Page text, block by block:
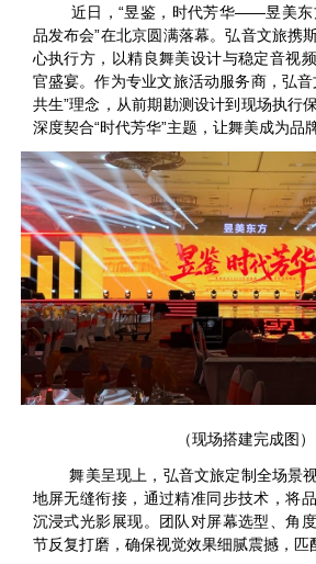
近日，“昱鉴，时代芳华——昱美东
品发布会”在北京圆满落幕。弘音文旅携
心执行方，以精良舞美设计与稳定音视
官盛宴。作为专业文旅活动服务商，弘
共生”理念，从前期勘测设计到现场执行
深度契合“时代芳华”主题，让舞美成为品
（现场搭建完成图）
舞美呈现上，弘音文旅定制全场景视
地屏无缝衔接，通过精准同步技术，将
沉浸式光影展现。团队对屏幕选型、角
节反复打磨，确保视觉效果细腻震撼，匹